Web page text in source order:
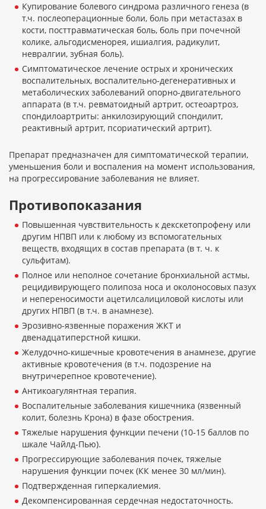
Купирование болевого синдрома различного генеза (в
т.ч. послеоперационные боли, боль при метастазах в
кости, посттравматическая боль, боль при почечной
колике, альгодисменорея, ишиалгия, радикулит,
невралгии, зубная боль).
Симптоматическое лечение острых и хронических
воспалительных, воспалительно-дегенеративных и
метаболических заболеваний опорно-двигательного
аппарата (в т.ч. ревматоидный артрит, остеоартроз,
спондилоартриты: анкилозирующий спондилит,
реактивный артрит, псориатический артрит).
Препарат предназначен для симптоматической терапии,
уменьшения боли и воспаления на момент использования,
на прогрессирование заболевания не влияет.
Противопоказания
Повышенная чувствительность к декскетопрофену или
другим НПВП или к любому из вспомогательных
веществ, входящих в состав препарата (в т. ч. к
сульфитам).
Полное или неполное сочетание бронхиальной астмы,
рецидивирующего полипоза носа и околоносовых пазух
и непереносимости ацетилсалициловой кислоты или
других НПВП (в т.ч. в анамнезе).
Эрозивно-язвенные поражения ЖКТ и
двенадцатиперстной кишки.
Желудочно-кишечные кровотечения в анамнезе, другие
активные кровотечения (в т.ч. подозрение на
внутричерепное кровотечение).
Антикоагулянтная терапия.
Воспалительные заболевания кишечника (язвенный
колит, болезнь Крона) в фазе обострения.
Тяжелые нарушения функции печени (10-15 баллов по
шкале Чайлд-Пью).
Прогрессирующие заболевания почек, тяжелые
нарушения функции почек (КК менее 30 мл/мин).
Подтвержденная гиперкалиемия.
Декомпенсированная сердечная недостаточность.